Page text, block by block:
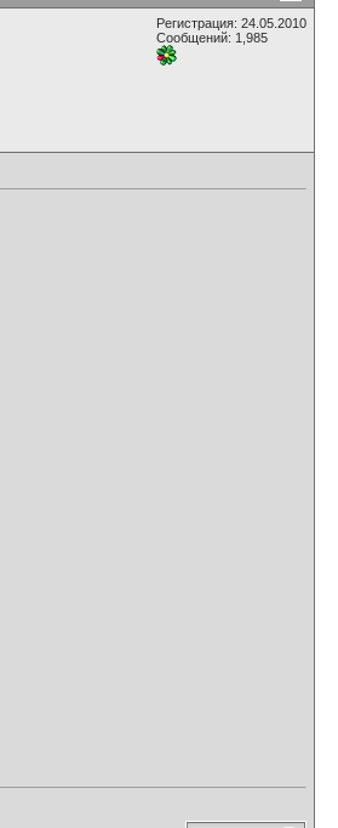
Регистрация: 24.05.2010
Сообщений: 1,985